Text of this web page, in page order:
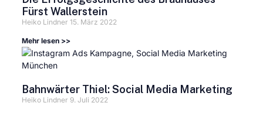
Fürst Wallerstein
Heiko Lindner 15. März 2022
Mehr lesen >>
Bahnwärter Thiel: Social Media Marketing
Heiko Lindner 9. Juli 2022